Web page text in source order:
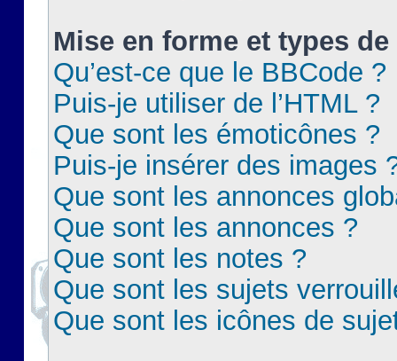
Mise en forme et types
Qu’est-ce que le BBCode ?
Puis-je utiliser de l’HTML ?
Que sont les émoticônes ?
Puis-je insérer des images
Que sont les annonces
Que sont les annonces ?
Que sont les notes ?
Que sont les sujets
Que sont les icônes de